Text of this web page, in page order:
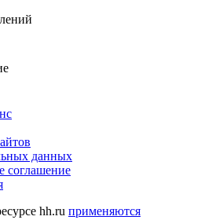
данных
соглашение
hh.ru применяются